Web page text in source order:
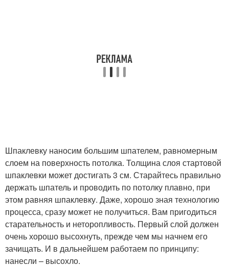
Шпаклевку наносим большим шпателем, равномерным
слоем на поверхность потолка. Толщина слоя стартовой
шпаклевки может достигать 3 см. Старайтесь правильно
держать шпатель и проводить по потолку плавно, при
этом равняя шпаклевку. Даже, хорошо зная технологию
процесса, сразу может не получиться. Вам пригодиться
старательность и неторопливость. Первый слой должен
очень хорошо высохнуть, прежде чем мы начнем его
зачищать. И в дальнейшем работаем по принципу:
нанесли – высохло.